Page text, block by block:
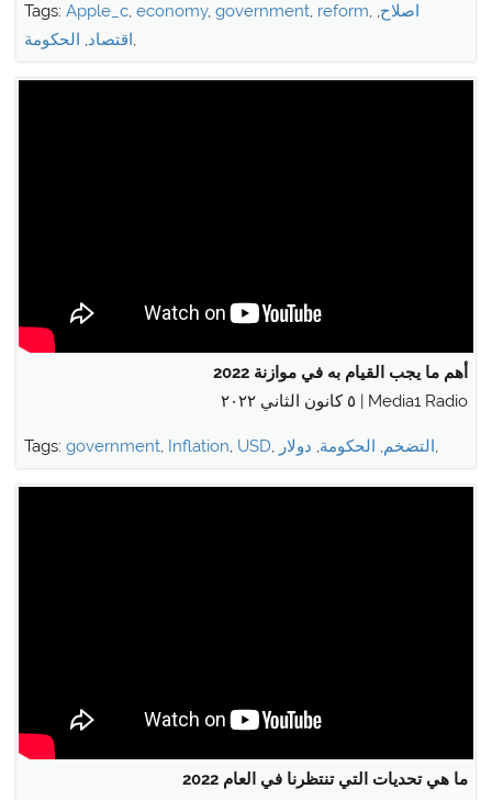
Tags: Apple_c, economy, government, reform, اصلاح,
اقتصاد, الحكومة ,
أهم ما يجب القيام به في موازنة 2022
Media1 Radio | ٥ كانون الثاني ٢٠٢٢
Tags: government, Inflation, USD, التضخم, الحكومة, دولار ,
ما هي تحديات التي تنتظرنا في العام 2022